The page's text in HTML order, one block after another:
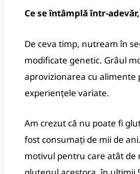
Ce se întâmplă într-
De ceva timp, nutream în
modificate genetic. Grâul
aprovizionarea cu alimente
experiențele variate.
Am crezut că nu poate fi
fost consumați de mii de
motivul pentru care atât de